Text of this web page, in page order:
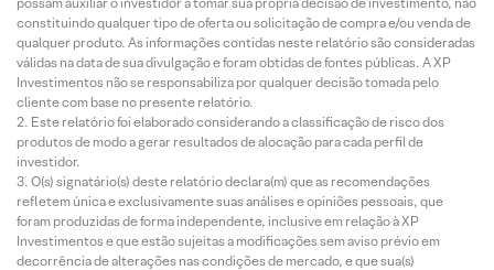
constituindo qualquer tipo de oferta ou solicitação de compra e/ou venda de
qualquer produto. As informações contidas neste relatório são consideradas
válidas na data de sua divulgação e foram obtidas de fontes públicas. A XP
Investimentos não se responsabiliza por qualquer decisão tomada pelo
cliente com base no presente relatório.
Este relatório foi elaborado considerando a classificação de risco dos
produtos de modo a gerar resultados de alocação para cada perfil de
investidor.
O(s) signatário(s) deste relatório declara(m) que as recomendações
refletem única e exclusivamente suas análises e opiniões pessoais, que
foram produzidas de forma independente, inclusive em relação à XP
Investimentos e que estão sujeitas a modificações sem aviso prévio em
decorrência de alterações nas condições de mercado, e que sua(s)